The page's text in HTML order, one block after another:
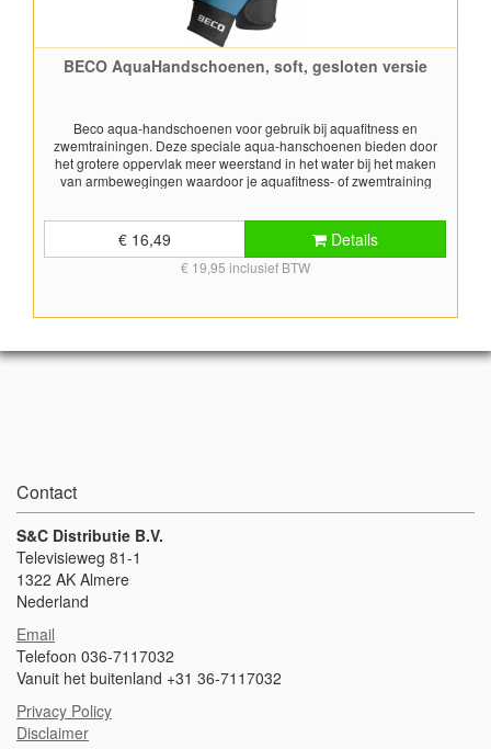
BECO AquaHandschoenen, soft, gesloten versie
Beco aqua-handschoenen voor gebruik bij aquafitness en
zwemtrainingen. Deze speciale aqua-hanschoenen bieden door
het grotere oppervlak meer weerstand in het water bij het maken
van armbewegingen waardoor je aquafitness- of zwemtraining
neopreen. Handschoentjes hebben gesloten vingertoppen en
hebben een klittenbandsluiting aan de pols. Worden per paar
geleverd. De kleur verschilt per maat:Maat S - turquoiseMaat M -
€ 16,49 Details
€ 19,95 inclusief BTW
Contact
S&C Distributie B.V.
Televisieweg 81-1
1322 AK Almere
Nederland
Email
Telefoon 036-7117032
Vanuit het buitenland +31 36-7117032
Privacy Policy
Disclaimer